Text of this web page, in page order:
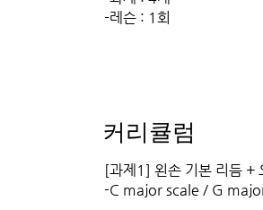
-레슨 : 1회
커리큘럼
[과제1] 왼손 기본 리듬 +
-C major scale / G